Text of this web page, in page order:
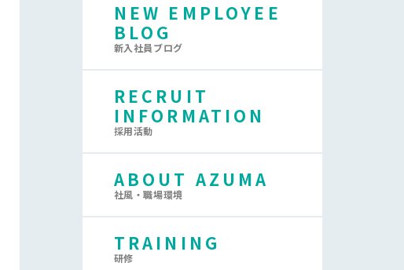
NEW EMPLOYEE
BLOG
新入社員ブログ
RECRUIT
INFORMATION
採用活動
ABOUT AZUMA
社風・職場環境
TRAINING
研修